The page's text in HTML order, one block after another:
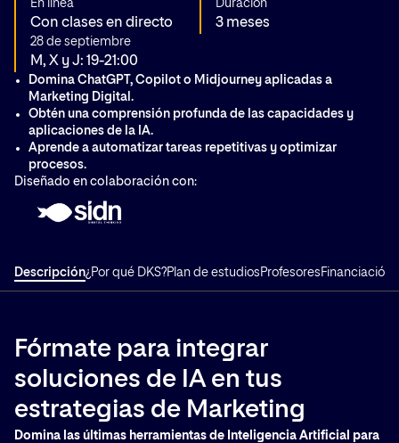
En línea
Con clases en directo
Duración
3 meses
28 de septiembre
M, X y J: 19-21:00
Domina ChatGPT, Copilot o Midjourney aplicadas a
Marketing Digital.
Obtén una comprensión profunda de las capacidades y
aplicaciones de la IA.
Aprende a automatizar tareas repetitivas y optimizar
procesos.
Diseñado en colaboración con:
Descripción¿Por qué DKS?Plan de estudios Profesores Financiación
Fórmate para integrar
soluciones de IA en tus
estrategias de Marketing
Domina las últimas herramientas de Inteligencia Artificial para